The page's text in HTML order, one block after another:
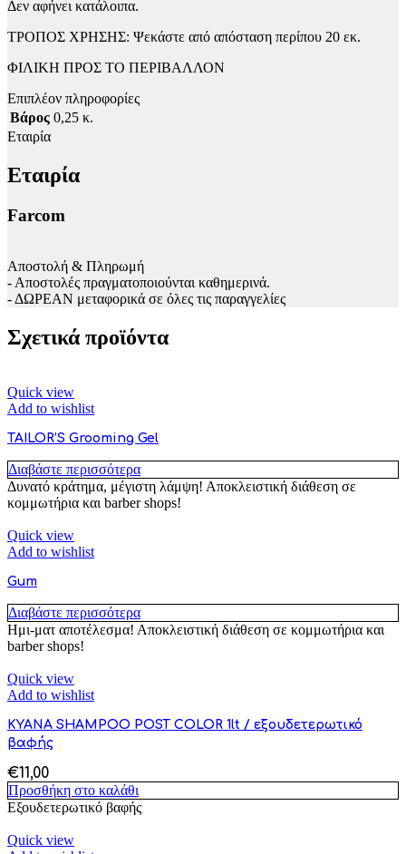
Δεν αφήνει κατάλοιπα.
ΤΡΟΠΟΣ ΧΡΗΣΗΣ: Ψεκάστε από απόσταση περίπου 20 εκ.
ΦΙΛΙΚΗ ΠΡΟΣ ΤΟ ΠΕΡΙΒΑΛΛΟΝ
Επιπλέον πληροφορίες
Βάρος 0,25 κ.
Εταιρία
Εταιρία
Farcom
Αποστολή & Πληρωμή
- Αποστολές πραγματοποιούνται καθημερινά.
- ΔΩΡΕΑΝ μεταφορικά σε όλες τις παραγγελίες
Σχετικά προϊόντα
Quick view
Add to wishlist
TAILOR’S Grooming Gel
Διαβάστε περισσότερα
Δυνατό κράτημα, μέγιστη λάμψη! Αποκλειστική διάθεση σε
κομμωτήρια και barber shops!
Quick view
Add to wishlist
Gum
Διαβάστε περισσότερα
Ημι-ματ αποτέλεσμα! Αποκλειστική διάθεση σε κομμωτήρια και
barber shops!
Quick view
Add to wishlist
KYANA SHAMPOO POST COLOR 1lt / εξουδετερωτικό
βαφής
€11,00
Προσθήκη στο καλάθι
Εξουδετερωτικό βαφής
Quick view